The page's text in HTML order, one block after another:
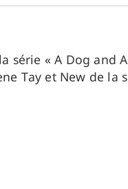
« A Dog and
Tay et New de la